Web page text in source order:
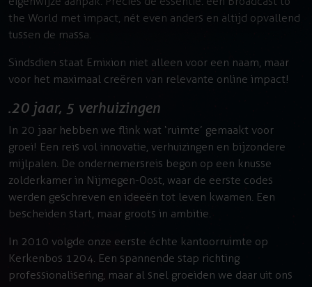
the World met impact, nét even anders en altijd opvallend
tussen de massa.
Sindsdien staat Emixion niet alleen voor een naam, maar
voor het maximaal creëren van relevante online impact!
20 jaar, 5 verhuizingen
In 20 jaar hebben we flink wat ‘ruimte’ gemaakt voor
groei! Een reis vol innovatie, verhuizingen en bijzondere
mijlpalen. De ondernemersreis begon op een knusse
zolderkamer in Nijmegen-Oost, waar de eerste codes
werden geschreven en ideeën tot leven kwamen. Een
bescheiden start, maar groots in ambitie.
In 2010 volgde onze eerste échte kantoorruimte op
Kerkenbos 1204. Een spannende stap richting
professionalisering, maar al snel groeiden we daar uit ons